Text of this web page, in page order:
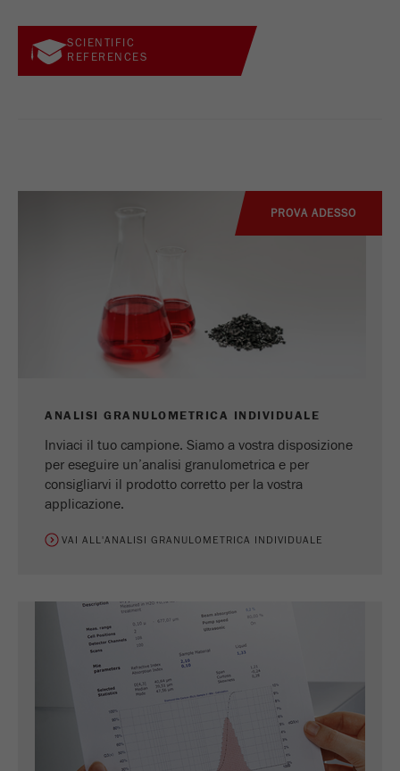
SCIENTIFIC
REFERENCES
PROVA ADESSO
ANALISI GRANULOMETRICA INDIVIDUALE
Inviaci il tuo campione. Siamo a vostra disposizione
per eseguire un’analisi granulometrica e per
consigliarvi il prodotto corretto per la vostra
applicazione.
VAI ALL'ANALISI GRANULOMETRICA INDIVIDUALE